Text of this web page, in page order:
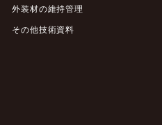
外装材の維持管理
その他技術資料